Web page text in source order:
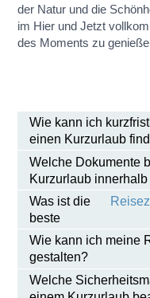
der Natur und die
im Hier und Jetzt
des Moments zu
Wie kann ich
einen Kurzurlaub
Welche Dokumente
Kurzurlaub
Was ist die
beste
Wie kann ich meine
gestalten?
Welche